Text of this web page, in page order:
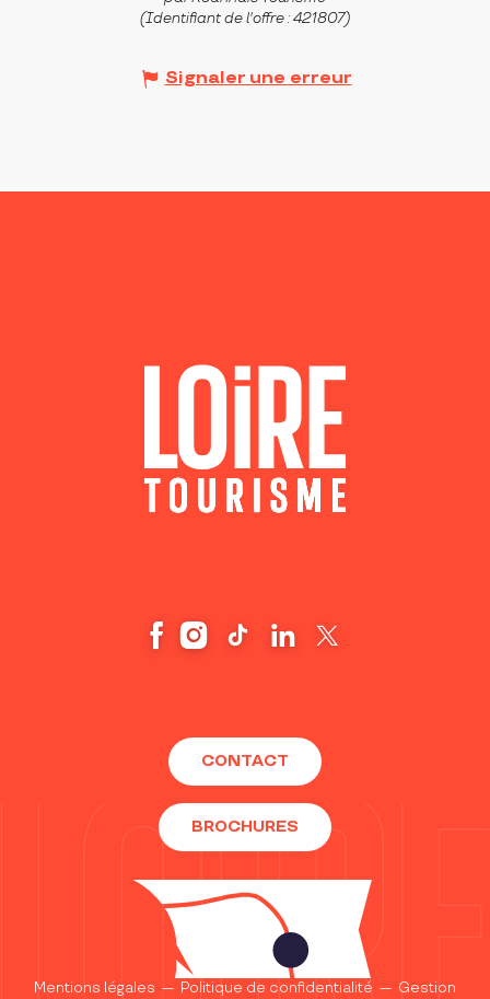
(Identifiant de l'offre :421807)
Signaler une erreur
CONTACT
BROCHURES
Mentions légales — Politique de confidentialité — Gestion